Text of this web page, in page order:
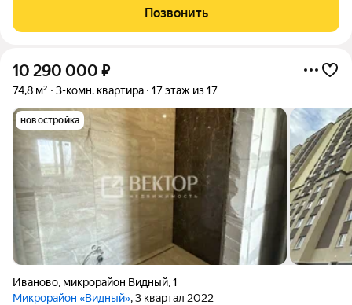
ремонт. - Просторная лоджия. - Окна ПВХ - Установлена
качественная
Позвонить
10 290 000 ₽
74,8 м² 3-комн. квартира 17 этаж из 17
новостройка
Иваново, микрорайон Видный,1
Микрорайон «Видный», 3 квартал 2022